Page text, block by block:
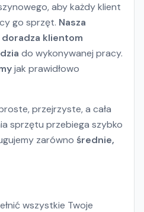
aby każdy klient
go sprzęt. Nasza
doradza klientom
do wykonywanej pracy.
jak prawidłowo
przejrzyste, a cała
sprzętu przebiega szybko
zarówno średnie,
wszystkie Twoje